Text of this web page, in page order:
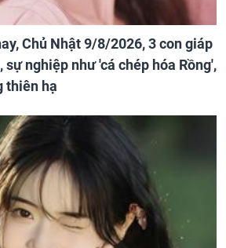
Chủ Nhật 9/8/2026, 3 con giáp
nghiệp như 'cá chép hóa Rồng',
thiên hạ